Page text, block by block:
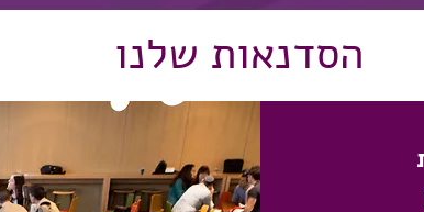
הסדנאות שלנו